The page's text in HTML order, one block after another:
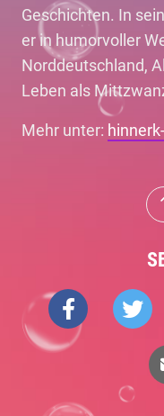
Geschichten. In
er in humorvoller
Norddeutschland,
Leben als
Mehr unter: